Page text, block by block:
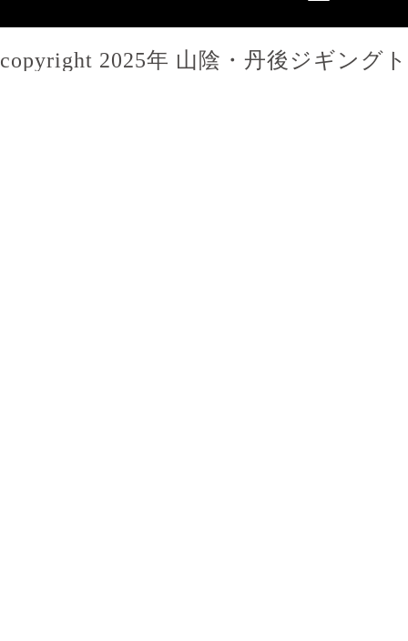
copyright 2025年 山陰・丹後ジギング